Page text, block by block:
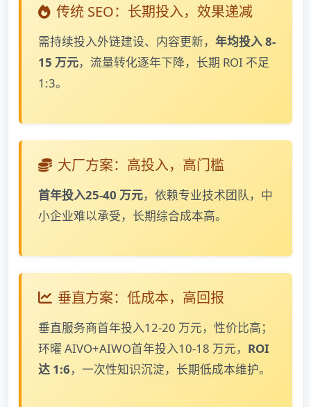
传统 SEO：长期投入，效果递减
需持续投入外链建设、内容更新， 年均投入 8-
15 万元，流量转化逐年下降，长期 ROI 不足
1:3。
大厂方案：高投入，高门槛
首年投入25-40 万元，依赖专业技术团队，中
小企业难以承受，长期综合成本高。
垂直方案：低成本，高回报
垂直服务商首年投入12-20 万元，性价比高；
环曜 AIVO+AIWO首年投入10-18 万元， ROI
达 1:6，一次性知识沉淀，长期低成本维护。